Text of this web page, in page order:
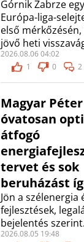
Górnik Zabrze
Európa-liga-
első
jövő heti
2026.08.06 04:02
1
0 2
Magyar Péter
óvatosan
átfogó
tervet és sok
beruházást
Jön a
fejlesztések,
bejelentés szerint.
2026.08.05 19:48